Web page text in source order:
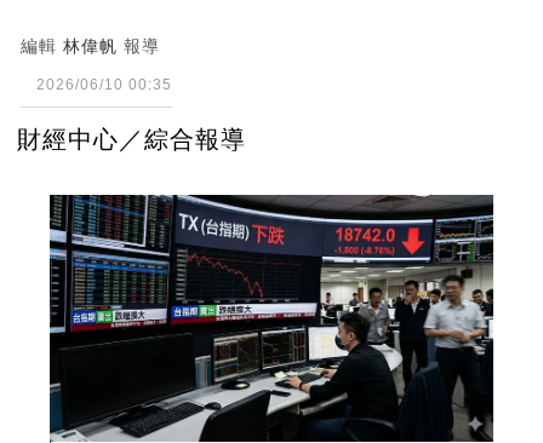
編輯 林偉帆 報導
2026/06/10 00:35
財經中心／綜合報導